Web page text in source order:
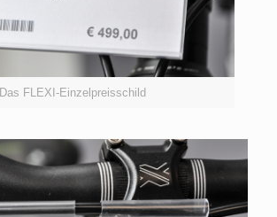
Das FLEXI-Einzelpreisschild